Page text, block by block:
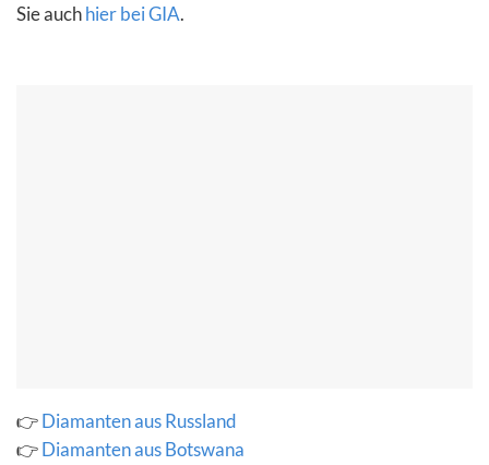
Sie auchhier bei GIA.
👉Diamanten aus Russland
👉Diamanten aus Botswana